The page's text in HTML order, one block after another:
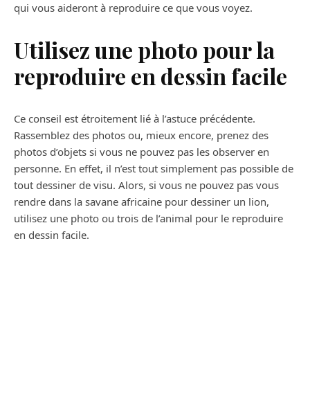
qui vous aideront à reproduire ce que vous voyez.
Utilisez une photo pour la
reproduire en dessin facile
Ce conseil est étroitement lié à l’astuce précédente.
Rassemblez des photos ou, mieux encore, prenez des
photos d’objets si vous ne pouvez pas les observer en
personne. En effet, il n’est tout simplement pas possible de
tout dessiner de visu. Alors, si vous ne pouvez pas vous
rendre dans la savane africaine pour dessiner un lion,
utilisez une photo ou trois de l’animal pour le reproduire
en dessin facile.